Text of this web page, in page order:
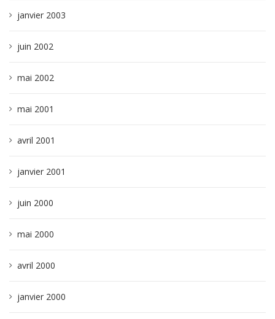
janvier 2003
juin 2002
mai 2002
mai 2001
avril 2001
janvier 2001
juin 2000
mai 2000
avril 2000
janvier 2000